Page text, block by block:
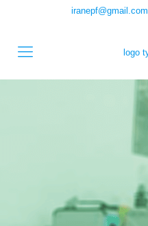
iranepf@gmail.com